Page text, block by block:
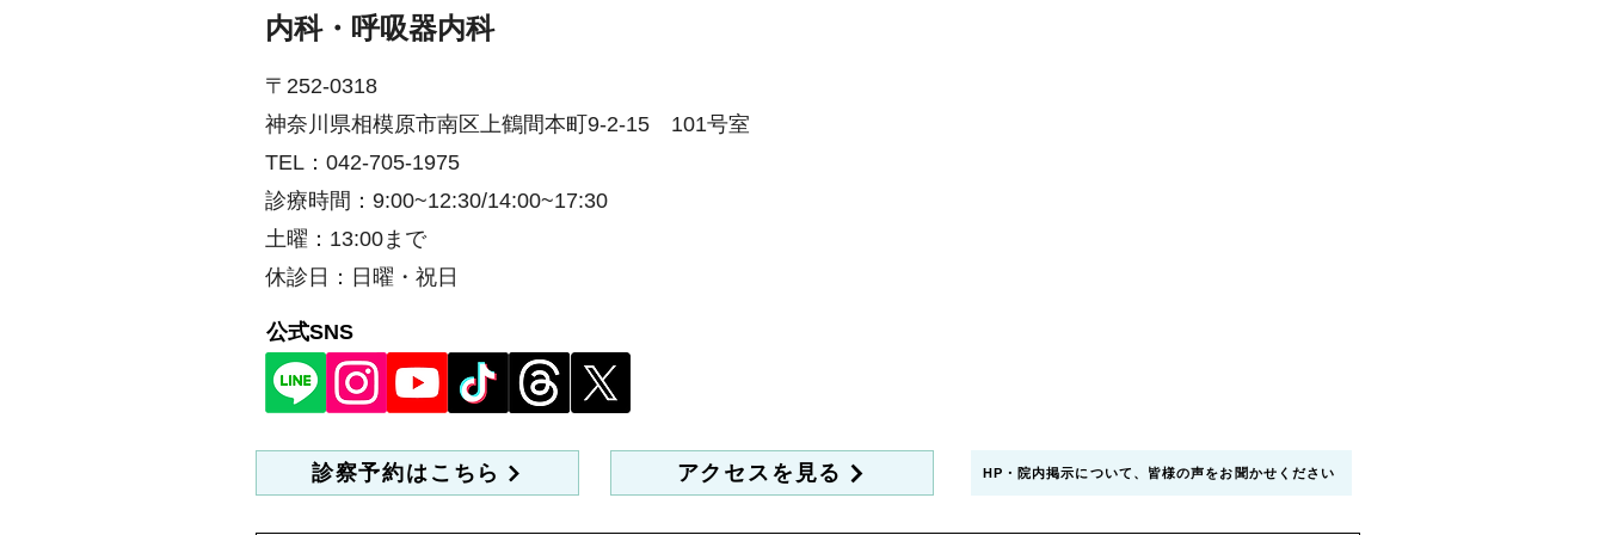
鼻水のみなら接種可。効果発現は
未接種で罹患 → 治ったら1回接
種。 • 既接種で罹患 → 追
の共用は避ける。 ・手洗いと手
​内科・呼吸器内科
〒252-0318
神奈川県相模原市南区上鶴間本町9-2-15 101号室
TEL：042-705-1975
診療時間：9:00~12:30/14:00~17:30
土曜：13:00まで
休診日：日曜・祝日
​公式SNS
診察予約はこちら アクセスを見る HP・院内掲示について、皆様の声をお聞かせください